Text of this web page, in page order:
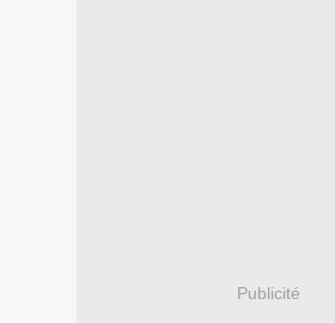
Publicité